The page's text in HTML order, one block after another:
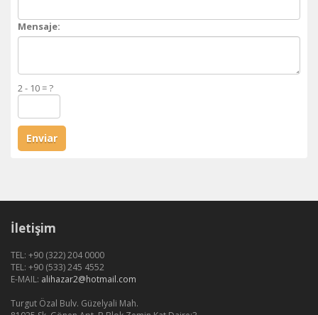
Mensaje:
2 - 10 = ?
Enviar
İletişim
TEL: +90 (322) 204 0000
TEL: +90 (533) 245 4552
E-MAIL: alihazar2@hotmail.com
Turgut Özal Bulv. Güzelyali Mah.